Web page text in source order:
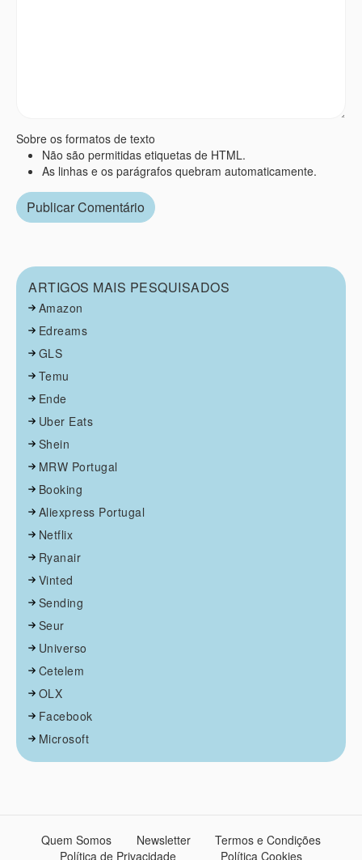
Sobre os formatos de texto
Não são permitidas etiquetas de HTML.
As linhas e os parágrafos quebram automaticamente.
ARTIGOS MAIS PESQUISADOS
Amazon
Edreams
GLS
Temu
Ende
Uber Eats
Shein
MRW Portugal
Booking
Aliexpress Portugal
Netflix
Ryanair
Vinted
Sending
Seur
Universo
Cetelem
OLX
Facebook
Microsoft
Quem Somos Newsletter
Termos e Condições
Política de Privacidade
Política Cookies